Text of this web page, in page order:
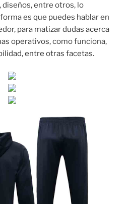
entre otros, lo
es que puedes hablar en
para matizar dudas acerca
operativos, como funciona,
entre otras facetas.